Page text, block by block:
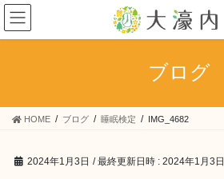
コ
ン
テ
ス
ナ
ビ
ゲ
ン
ブログ
HOME ブログ 睡眠検定 IMG_4682
2024年1月3日 / 最終更新日時 : 2024年1月3日